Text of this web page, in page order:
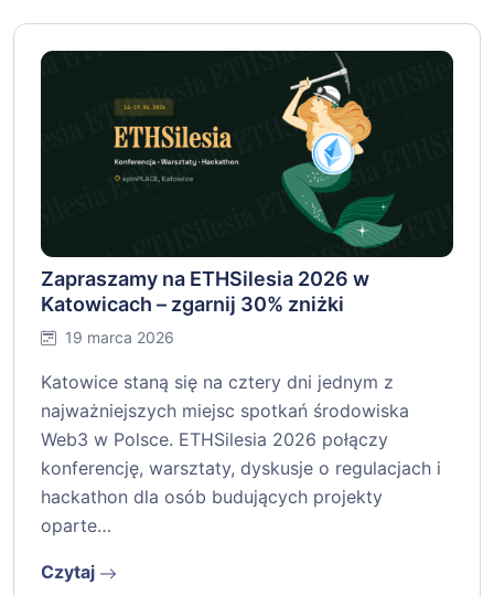
Zapraszamy na ETHSilesia 2026 w
Katowicach – zgarnij 30% zniżki
19 marca 2026
Katowice staną się na cztery dni jednym z
najważniejszych miejsc spotkań środowiska
Web3 w Polsce. ETHSilesia 2026 połączy
konferencję, warsztaty, dyskusje o regulacjach i
hackathon dla osób budujących projekty
oparte…
Czytaj